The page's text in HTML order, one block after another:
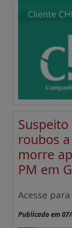
roubos
morre
PM em
Acesse
Publicado em